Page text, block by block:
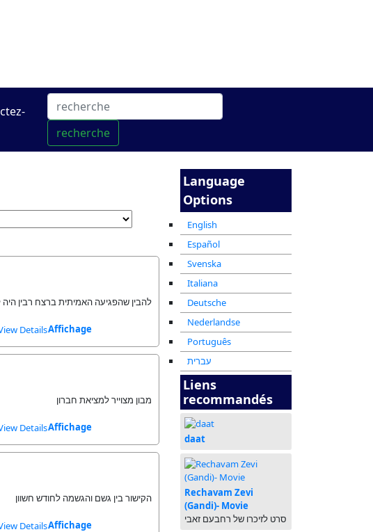
recherche
להבין שהפגיעה האמיתית ברצח רבין
Affichage
מבון מצוייר למציאת חברון
Affichage
הקישור בין גשם והגשמה לחודש חשוון
Affichage
Language
Options
English
Español
Svenska
Italiana
Deutsche
Nederlandse
Português
עברית
Liens
recommandés
daat
Rechavam Zevi
(Gandi)- Movie
סרט לזיכרו של רחבעם זאבי